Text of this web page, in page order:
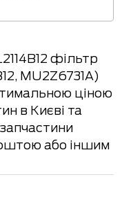
фільтр
MU2Z6731A)
ціною
в Києві та
або іншим